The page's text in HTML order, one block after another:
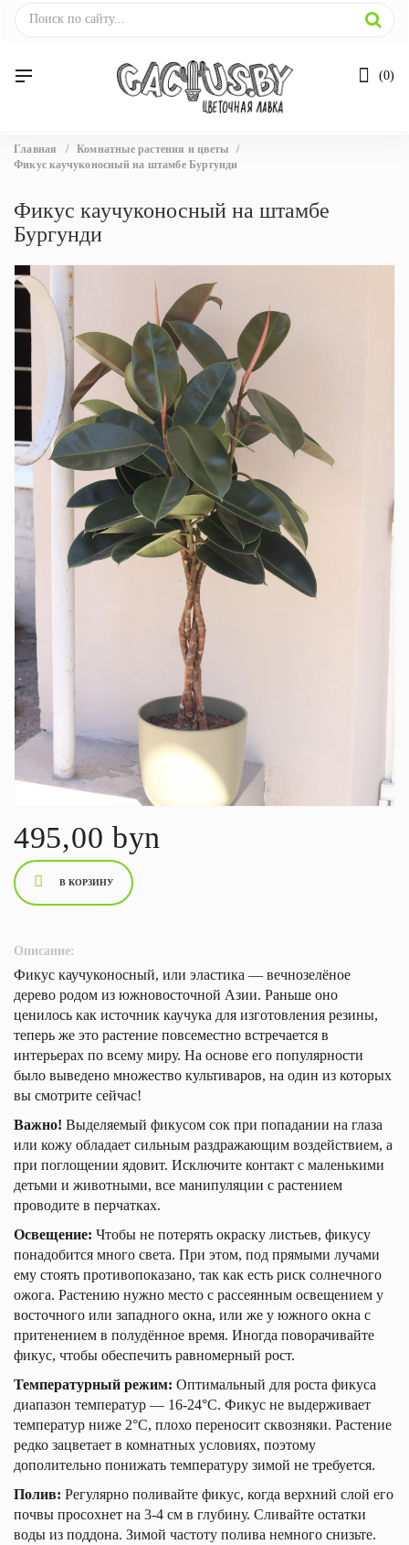
0
Вы
здесь
Главная / Комнатные растения и цветы
/
Фикус каучуконосный на штамбе Бургунди
Фикус каучуконосный на штамбе
Бургунди
495,00 byn
В КОРЗИНУ
Описание:
Фикус каучуконосный, или эластика — вечнозелёное
дерево родом из южновосточной Азии. Раньше оно
ценилось как источник каучука для изготовления резины,
теперь же это растение повсеместно встречается в
интерьерах по всему миру. На основе его популярности
было выведено множество культиваров, на один из которых
вы смотрите сейчас!
Важно! Выделяемый фикусом сок при попадании на глаза
или кожу обладает сильным раздражающим воздействием, а
при поглощении ядовит. Исключите контакт с маленькими
детьми и животными, все манипуляции с растением
проводите в перчатках.
Освещение: Чтобы не потерять окраску листьев, фикусу
понадобится много света. При этом, под прямыми лучами
ему стоять противопоказано, так как есть риск солнечного
ожога. Растению нужно место с рассеянным освещением у
восточного или западного окна, или же у южного окна с
притенением в полудённое время. Иногда поворачивайте
фикус, чтобы обеспечить равномерный рост.
Температурный режим: Оптимальный для роста фикуса
диапазон температур — 16-24°С. Фикус не выдерживает
температур ниже 2°С, плохо переносит сквозняки. Растение
редко зацветает в комнатных условиях, поэтому
дополительно понижать температуру зимой не требуется.
Полив: Регулярно поливайте фикус, когда верхний слой его
почвы просохнет на 3-4 см в глубину. Сливайте остатки
воды из поддона. Зимой частоту полива немного снизьте.